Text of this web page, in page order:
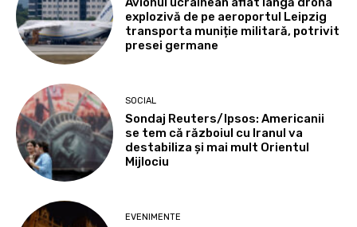
explozivă de pe aeroportul Leipzig
transporta muniție militară, potrivit
presei germane
SOCIAL
Sondaj Reuters/Ipsos: Americanii
se tem că războiul cu Iranul va
destabiliza și mai mult Orientul
Mijlociu
EVENIMENTE